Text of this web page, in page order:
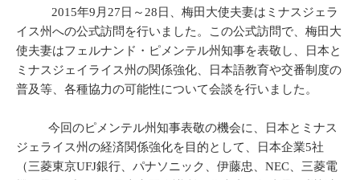
2015年9月27日～28日、梅田大使夫妻はミナスジェラ
イス州への公式訪問を行いました。この公式訪問で、梅田大
使夫妻はフェルナンド・ピメンテル州知事を表敬し、日本と
ミナスジェイライス州の関係強化、日本語教育や交番制度の
普及等、各種協力の可能性について会談を行いました。
今回のピメンテル州知事表敬の機会に、日本とミナス
ジェライス州の経済関係強化を目的として、日本企業5社
（三菱東京UFJ銀行、パナソニック、伊藤忠、NEC、三菱電